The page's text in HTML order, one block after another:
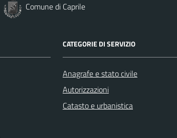
Comune di Caprile
CATEGORIE DI SERVIZIO
Anagrafe e stato civile
Autorizzazioni
Catasto e urbanistica